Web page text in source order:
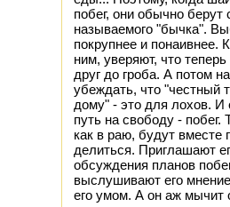
побег, они обычно берут
называемого "бычка".
покрупнее и понаивнее.
ним, уверяют, что
друг до гроба. А потом
убеждать, что "честный
дому" - это для лохов. И
путь на свободу - побег.
как в раю, будут вместе
делиться. Приглашают
обсуждения планов
выслушивают его
его умом. А он аж мычит